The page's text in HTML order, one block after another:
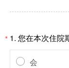
* 1. 您在本次住院
会